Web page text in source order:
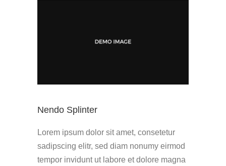
Nendo Splinter
Lorem ipsum dolor sit amet, consetetur
sadipscing elitr, sed diam nonumy eirmod
tempor invidunt ut labore et dolore magna